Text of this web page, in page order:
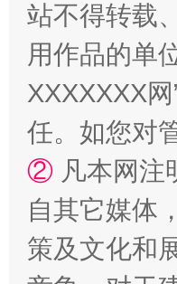
国家大学科技园优
站不得转载
用作品的单
XXXXXXX
任。如您对
② 凡本网注
自其它媒体
策及文化和